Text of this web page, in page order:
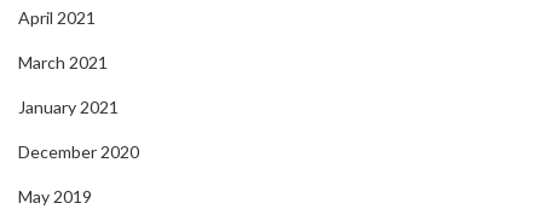
April 2021
March 2021
January 2021
December 2020
May 2019